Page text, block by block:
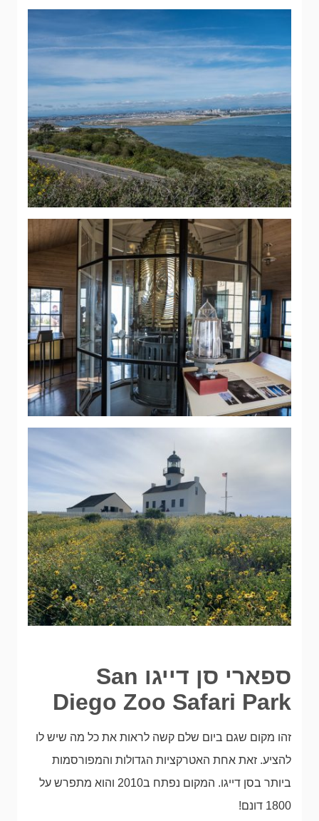
ספארי סן דייגו San
Diego Zoo Safari Park
זהו מקום שגם ביום שלם קשה לראות את כל מה שיש לו
להציע. זאת אחת האטרקציות הגדולות והמפורסמות
ביותר בסן דייגו. המקום נפתח ב2010 והוא מתפרש על
1800 דונם!